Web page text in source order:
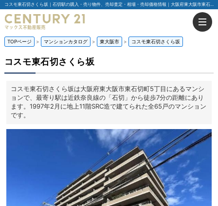
コスモ東石切さくら坂｜石切駅の購入・売り物件、売却査定・相場・売却価格情報｜大阪府東大阪市東石切町5丁目のマンション情報｜センチュリー21マックス不動産販売
TOPページ マンションカタログ 東大阪市 コスモ東石切さくら坂
コスモ東石切さくら坂
コスモ東石切さくら坂は大阪府東大阪市東石切町5丁目にあるマンシ
ョンで、最寄り駅は近鉄奈良線の「石切」から徒歩7分の距離にあり
ます。1997年2月に地上11階SRC造で建てられた全65戸のマンション
です。